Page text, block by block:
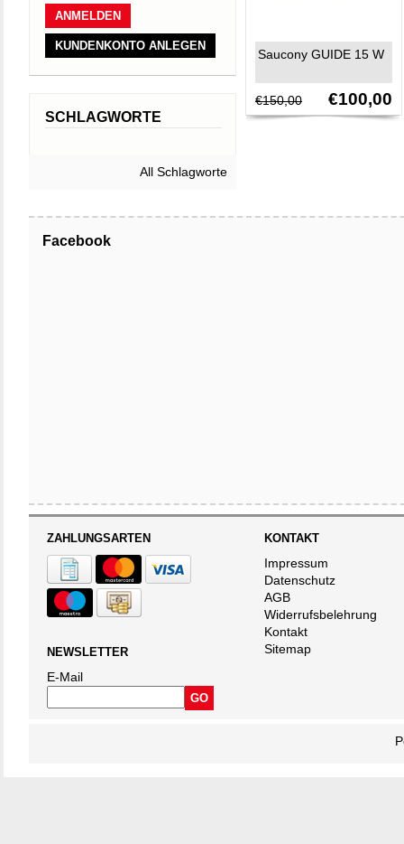
Saucony GUIDE 15 W
€150,00 €100,00
KUNDENKONTO ANLEGEN
SCHLAGWORTE
All Schlagworte
Facebook
ZAHLUNGSARTEN
NEWSLETTER
E-Mail
KONTAKT
Impressum
Datenschutz
AGB
Widerrufsbelehrung
Kontakt
Sitemap